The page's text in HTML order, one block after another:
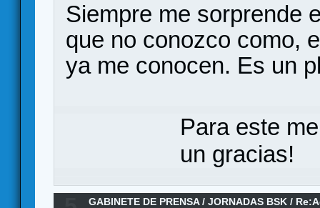
Siempre me sorprende
que no conozco como,
ya me conocen. Es un
Para este
un gracias!
GABINETE DE PRENSA/JORNADAS BSK /